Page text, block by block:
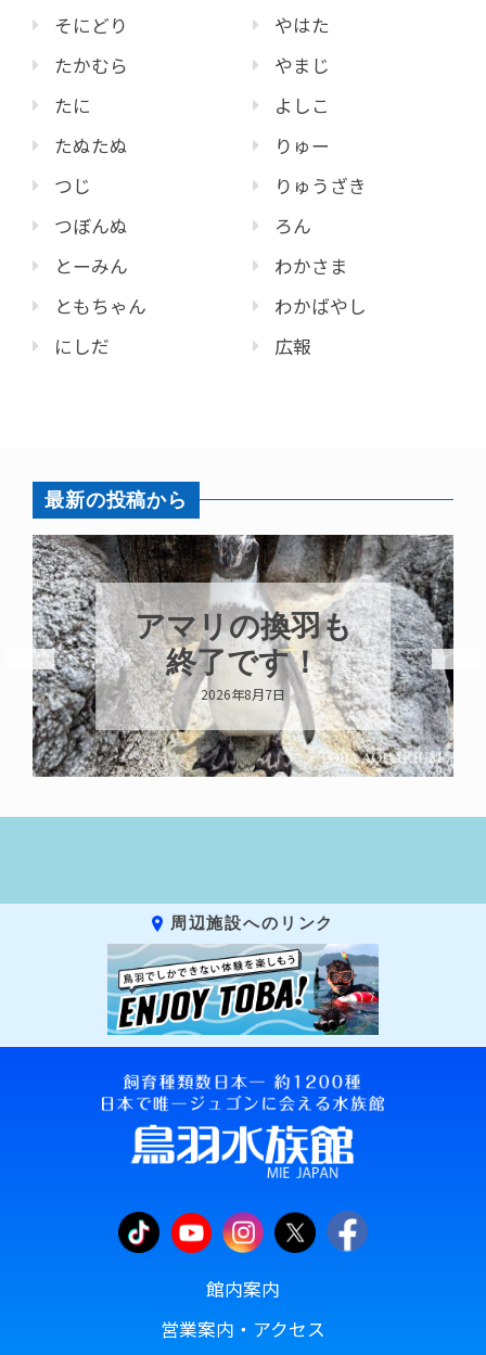
そにどり
たかむら
たに
たぬたぬ
つじ
つぼんぬ
とーみん
ともちゃん
にしだ
やはた
やまじ
よしこ
りゅー
りゅうざき
ろん
わかさま
わかばやし
広報
最新の投稿から
アマリの換羽も
終了です！
2026年8月7日
周辺施設へのリンク
館内案内
営業案内・アクセス